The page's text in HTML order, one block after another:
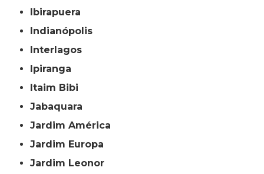
Ibirapuera
Indianópolis
Interlagos
Ipiranga
Itaim Bibi
Jabaquara
Jardim América
Jardim Europa
Jardim Leonor